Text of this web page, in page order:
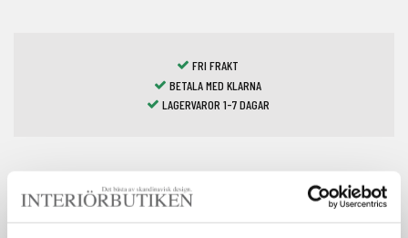
FRI FRAKT
BETALA MED KLARNA
LAGERVAROR 1-7 DAGAR
Spara som favorit